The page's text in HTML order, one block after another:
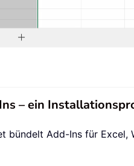
– ein
bündelt Add-Ins für Excel,